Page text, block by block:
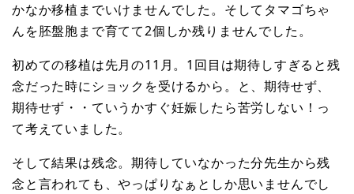
かなか移植までいけませんでした。そしてタマゴちゃ
んを胚盤胞まで育てて2個しか残りませんでした。
初めての移植は先月の11月。1回目は期待しすぎると残
念だった時にショックを受けるから。と、期待せず、
期待せず・・ていうかすぐ妊娠したら苦労しない！っ
て考えていました。
そして結果は残念。期待していなかった分先生から残
念と言われても、やっぱりなぁとしか思いませんでし